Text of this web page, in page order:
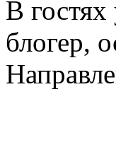
В
блогер,